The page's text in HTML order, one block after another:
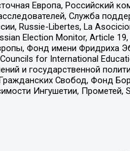
Европа, Российский
Служба
Russie-Libertes, La
Election Monitor, Article
Фонд имени Фридриха
for International
и государственной
Свобод, Фонд
Ингушетии, Прометей,